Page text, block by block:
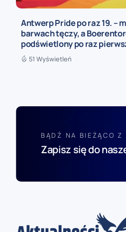
Antwerp Pride po raz 19. –
barwach tęczy, a
podświetlony po raz
51 Wyświetleń
BĄDŹ NA BIEŻĄCO Z
Zapisz się do